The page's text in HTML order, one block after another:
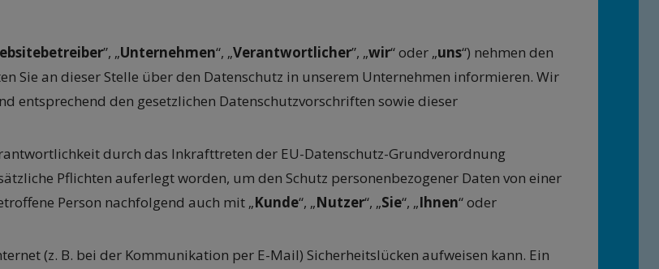
”, „Unternehmen“, „Verantwortlicher”, „wir“ oder „uns“) nehmen den
Sie an dieser Stelle über den Datenschutz in unserem Unternehmen informieren. Wir
entsprechend den gesetzlichen Datenschutzvorschriften sowie dieser
durch das Inkrafttreten der EU-Datenschutz-Grundverordnung
Pflichten auferlegt worden, um den Schutz personenbezogener Daten von einer
Person nachfolgend auch mit „Kunde“, „Nutzer“, „Sie“, „Ihnen“ oder
(z. B. bei der Kommunikation per E-Mail) Sicherheitslücken aufweisen kann. Ein